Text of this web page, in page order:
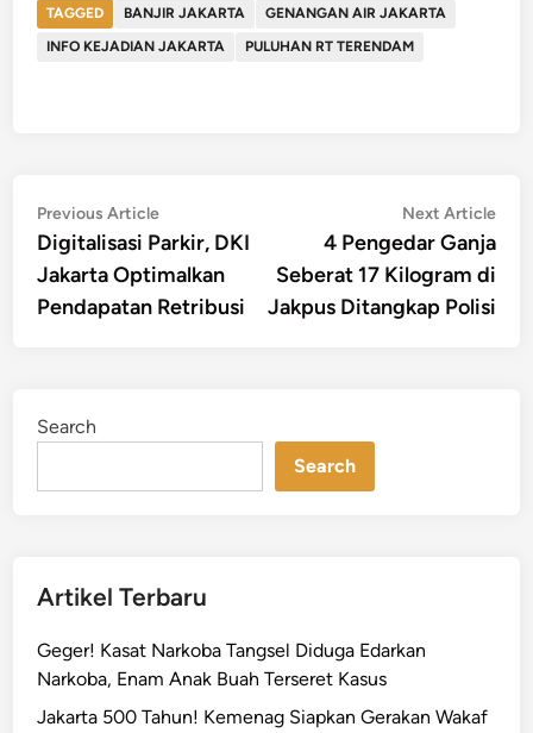
TAGGED BANJIR JAKARTA
GENANGAN AIR JAKARTA
INFO KEJADIAN JAKARTA
PULUHAN RT TERENDAM
Post
navigation
Previous ArticlePrevious
article:
Digitalisasi Parkir, DKI
Jakarta Optimalkan
Pendapatan Retribusi
Next Article
4 Pengedar Ganja
Seberat 17 Kilogram di
Jakpus Ditangkap Polisi
Search
Search
Artikel Terbaru
Geger! Kasat Narkoba Tangsel Diduga Edarkan
Narkoba, Enam Anak Buah Terseret Kasus
Jakarta 500 Tahun! Kemenag Siapkan Gerakan Wakaf